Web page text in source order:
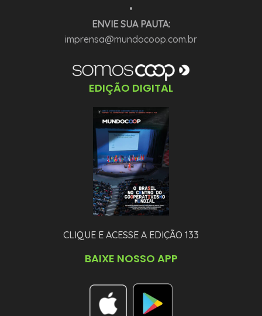
•
ENVIE SUA PAUTA:
imprensa@mundocoop.com.br
EDIÇÃO DIGITAL
CLIQUE E ACESSE A EDIÇÃO 133
BAIXE NOSSO APP